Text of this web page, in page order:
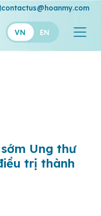
contactus@hoanmy.com
VN EN
Ung thư
trị thành